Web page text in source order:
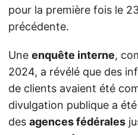
pour la première fois le
précédente.
Une enquête interne,
2024, a révélé que des
de clients avaient été
divulgation publique a
des agences fédérales